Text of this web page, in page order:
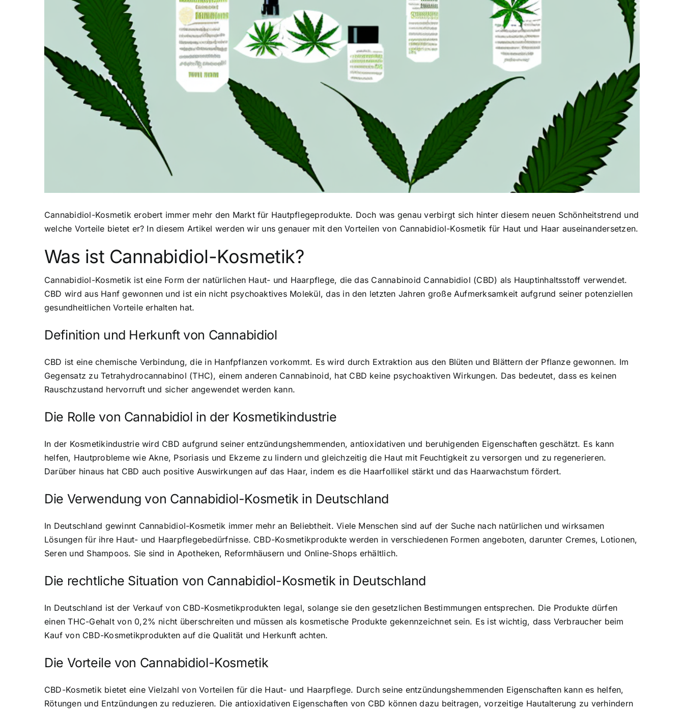
Cannabidiol-Kosmetik erobert immer mehr den Markt für Hautpflegeprodukte. Doch was genau verbirgt sich hinter diesem neuen Schönheitstrend und
welche Vorteile bietet er? In diesem Artikel werden wir uns genauer mit den Vorteilen von Cannabidiol-Kosmetik für Haut und Haar auseinandersetzen.
Was ist Cannabidiol-Kosmetik?
Cannabidiol-Kosmetik ist eine Form der natürlichen Haut- und Haarpflege, die das Cannabinoid Cannabidiol (CBD) als Hauptinhaltsstoff verwendet.
CBD wird aus Hanf gewonnen und ist ein nicht psychoaktives Molekül, das in den letzten Jahren große Aufmerksamkeit aufgrund seiner potenziellen
gesundheitlichen Vorteile erhalten hat.
Definition und Herkunft von Cannabidiol
CBD ist eine chemische Verbindung, die in Hanfpflanzen vorkommt. Es wird durch Extraktion aus den Blüten und Blättern der Pflanze gewonnen. Im
Gegensatz zu Tetrahydrocannabinol (THC), einem anderen Cannabinoid, hat CBD keine psychoaktiven Wirkungen. Das bedeutet, dass es keinen
Rauschzustand hervorruft und sicher angewendet werden kann.
Die Rolle von Cannabidiol in der Kosmetikindustrie
In der Kosmetikindustrie wird CBD aufgrund seiner entzündungshemmenden, antioxidativen und beruhigenden Eigenschaften geschätzt. Es kann
helfen, Hautprobleme wie Akne, Psoriasis und Ekzeme zu lindern und gleichzeitig die Haut mit Feuchtigkeit zu versorgen und zu regenerieren.
Darüber hinaus hat CBD auch positive Auswirkungen auf das Haar, indem es die Haarfollikel stärkt und das Haarwachstum fördert.
Die Verwendung von Cannabidiol-Kosmetik in Deutschland
In Deutschland gewinnt Cannabidiol-Kosmetik immer mehr an Beliebtheit. Viele Menschen sind auf der Suche nach natürlichen und wirksamen
Lösungen für ihre Haut- und Haarpflegebedürfnisse. CBD-Kosmetikprodukte werden in verschiedenen Formen angeboten, darunter Cremes, Lotionen,
Seren und Shampoos. Sie sind in Apotheken, Reformhäusern und Online-Shops erhältlich.
Die rechtliche Situation von Cannabidiol-Kosmetik in Deutschland
In Deutschland ist der Verkauf von CBD-Kosmetikprodukten legal, solange sie den gesetzlichen Bestimmungen entsprechen. Die Produkte dürfen
einen THC-Gehalt von 0,2% nicht überschreiten und müssen als kosmetische Produkte gekennzeichnet sein. Es ist wichtig, dass Verbraucher beim
Kauf von CBD-Kosmetikprodukten auf die Qualität und Herkunft achten.
Die Vorteile von Cannabidiol-Kosmetik
CBD-Kosmetik bietet eine Vielzahl von Vorteilen für die Haut- und Haarpflege. Durch seine entzündungshemmenden Eigenschaften kann es helfen,
Rötungen und Entzündungen zu reduzieren. Die antioxidativen Eigenschaften von CBD können dazu beitragen, vorzeitige Hautalterung zu verhindern